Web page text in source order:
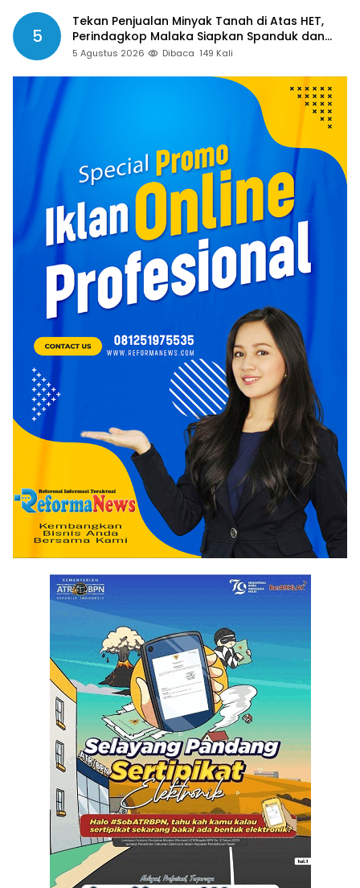
5
Tekan Penjualan Minyak Tanah di Atas HET,
Perindagkop Malaka Siapkan Spanduk dan
Nomor Pengaduan
5 Agustus 2026 Dibaca 149 Kali